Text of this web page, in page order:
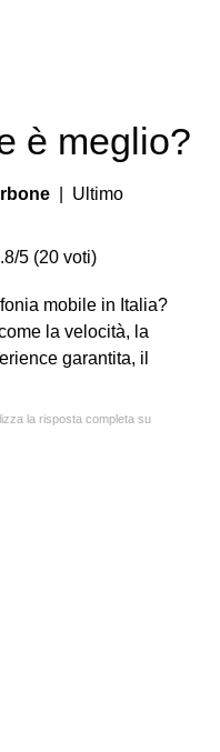
è meglio?
| Ultimo
5 (20 voti)
mobile in Italia?
la velocità, la
garantita, il
la risposta completa su